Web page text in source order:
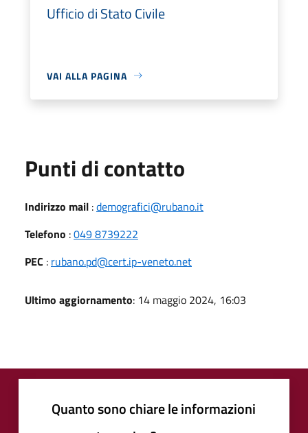
Ufficio di Stato Civile
VAI ALLA PAGINA
Punti di contatto
Indirizzo mail :demografici@rubano.it
Telefono :049 8739222
PEC : rubano.pd@cert.ip-veneto.net
Ultimo aggiornamento: 14 maggio 2024, 16:03
Quanto sono chiare le informazioni